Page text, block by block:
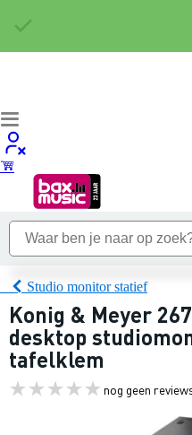
Studio monitor statief
Konig & Meyer
desktop
tafelklem
nog geen